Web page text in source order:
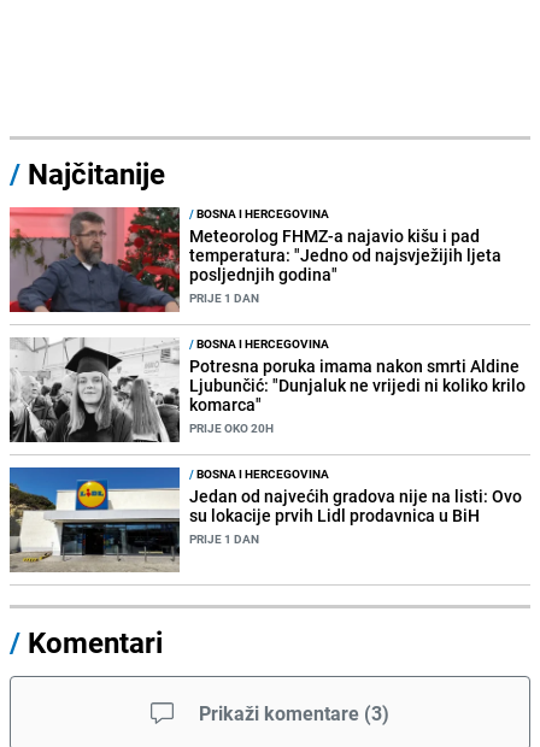
/ Najčitanije
/BOSNA I HERCEGOVINA
Meteorolog FHMZ-a najavio kišu i pad
temperatura: "Jedno od najsvježijih ljeta
posljednjih godina"
PRIJE 1 DAN
/BOSNA I HERCEGOVINA
Potresna poruka imama nakon smrti Aldine
Ljubunčić: "Dunjaluk ne vrijedi ni koliko krilo
komarca"
PRIJE OKO 20H
/BOSNA I HERCEGOVINA
Jedan od najvećih gradova nije na listi: Ovo
su lokacije prvih Lidl prodavnica u BiH
PRIJE 1 DAN
/ Komentari
Prikaži komentare (3)